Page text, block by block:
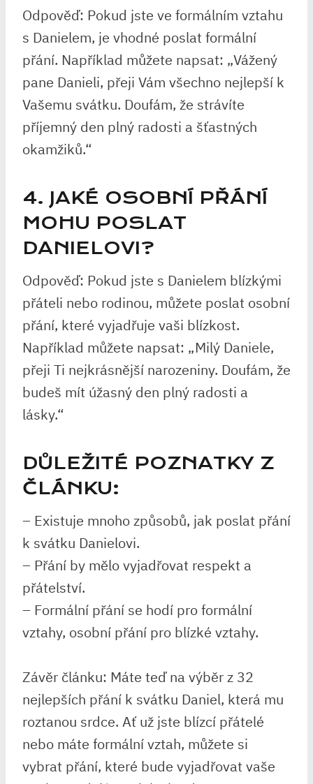
Odpověď: Pokud jste ve formálním vztahu
s Danielem, je vhodné poslat formální
přání. Například můžete napsat: „Vážený
pane Danieli, přeji Vám všechno nejlepší k
Vašemu svátku. Doufám, že strávíte
příjemný den plný radosti a šťastných
okamžiků.“
4. JAKÉ OSOBNÍ PŘÁNÍ
MOHU POSLAT
DANIELOVI?
Odpověď: Pokud jste s Danielem blízkými
přáteli nebo rodinou, můžete poslat osobní
přání, které vyjadřuje vaši blízkost.
Například můžete napsat: „Milý Daniele,
přeji Ti nejkrásnější narozeniny. Doufám, že
budeš mít úžasný den plný radosti a
lásky.“
DŮLEŽITÉ POZNATKY Z
ČLÁNKU:
– Existuje mnoho způsobů, jak poslat přání
k svátku Danielovi.
– Přání by mělo vyjadřovat respekt a
přátelství.
– Formální přání se hodí pro formální
vztahy, osobní přání pro blízké vztahy.
Závěr článku: Máte teď na výběr z 32
nejlepších přání k svátku Daniel, která mu
roztanou srdce. Ať už jste blízcí přátelé
nebo máte formální vztah, můžete si
vybrat přání, které bude vyjadřovat vaše